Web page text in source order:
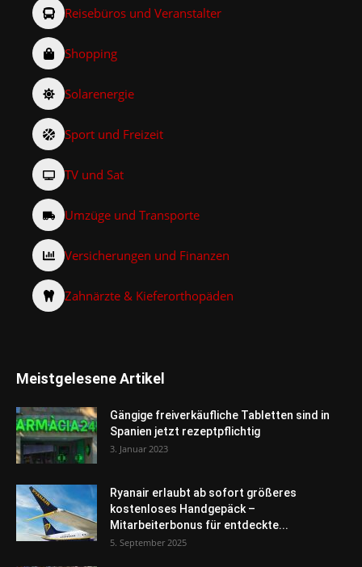
Reisebüros und Veranstalter
Shopping
Solarenergie
Sport und Freizeit
TV und Sat
Umzüge und Transporte
Versicherungen und Finanzen
Zahnärzte & Kieferorthopäden
Meistgelesene Artikel
Gängige freiverkäufliche Tabletten sind in
Spanien jetzt rezeptpflichtig
3. Januar 2023
Ryanair erlaubt ab sofort größeres
kostenloses Handgepäck –
Mitarbeiterbonus für entdeckte...
5. September 2025